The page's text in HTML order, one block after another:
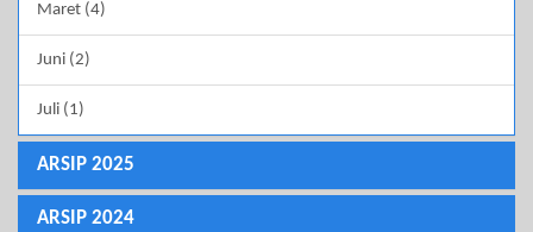
Maret (4)
Juni (2)
Juli (1)
ARSIP 2025
ARSIP 2024